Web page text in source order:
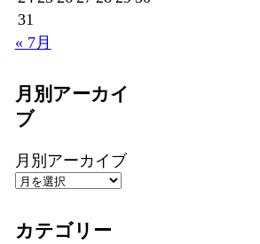
31
« 7月
月別アーカイ
ブ
月別アーカイブ
カテゴリー